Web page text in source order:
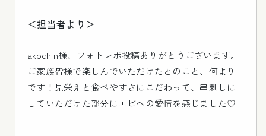
＜担当者より＞
akochin様、フォトレポ投稿ありがとうございます。
ご家族皆様で楽しんでいただけたとのこと、何より
です！見栄えと食べやすさにこだわって、串刺しに
していただけた部分にエビへの愛情を感じました♡